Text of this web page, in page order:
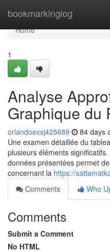
bookmarkinglog
Home
Home
1
Analyse
Graphique du
orlandoexxj425689 84 days
Une examen détaillée du
plusieurs éléments
données présentées permet
concernant la https://
Comments
Who
Comments
Submit a Comment
No HTML